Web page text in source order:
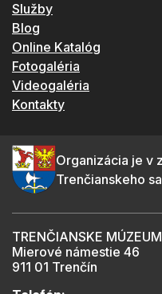
Služby
Blog
Online Katalóg
Fotogaléria
Videogaléria
Kontakty
Organizácia je v
Trenčianskeho
TRENČIANSKE
Mierové námestie 46
911 01 Trenčín